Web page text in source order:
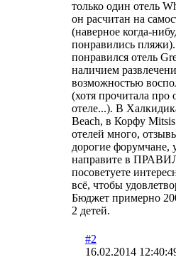
только один отель
он расчитан на
(наверное когда-
понравились
понравился отель
наличием
возможностью
(хотя прочитала про
отеле...). В
Beach, в Корфу
отелей много,
дорогие
направите в
посоветуете
всё, чтобы
Бюджет примерно
2 детей.
#2
16.02.2014